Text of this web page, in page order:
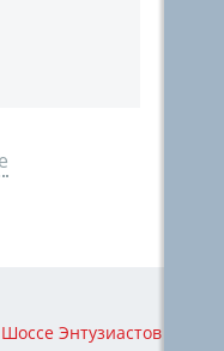
Энтузиастов 76А,